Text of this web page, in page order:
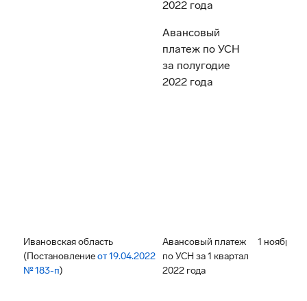
2022 года
Авансовый
платеж по УСН
за полугодие
2022 года
Ивановская область
(Постановлениеот 19.04.2022
№ 183-п)
Авансовый платеж
по УСН за 1 квартал
2022 года
1 ноября